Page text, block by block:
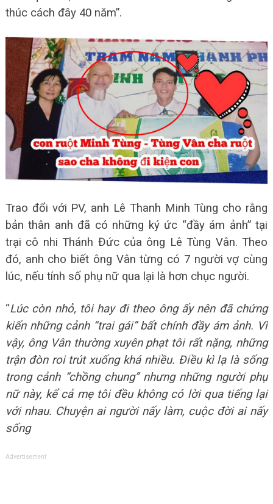
thúc cách đây 40 năm”.
Trao đổi với PV, anh Lê Thanh Minh Tùng cho rằng
bản thân anh đã có những ký ức “đầy ám ảnh” tại
trại cô nhi Thánh Đức của ông Lê Tùng Vân. Theo
đó, anh cho biết ông Vân từng có 7 người vợ cùng
lúc, nếu tính số phụ nữ qua lại là hơn chục người.
“Lúc còn nhỏ, tôi hay đi theo ông ấy nên đã chứng
kiến những cảnh “trai gái” bất chính đầy ám ảnh. Vì
vậy, ông Vân thường xuyên phạt tôi rất nặng, những
trận đòn roi trút xuống khá nhiều. Điều kì lạ là sống
trong cảnh “chồng chung” nhưng những người phụ
nữ này, kể cả mẹ tôi đều không có lời qua tiếng lại
với nhau. Chuyện ai người nấy làm, cuộc đời ai nấy
sống
Advertisement